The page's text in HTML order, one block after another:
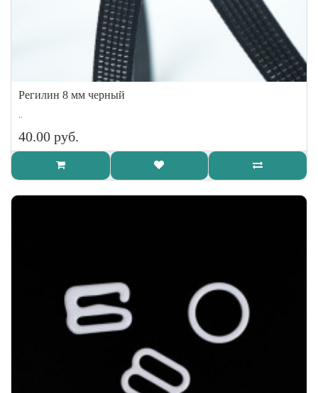
Регилин 8 мм черный
..
40.00 руб.